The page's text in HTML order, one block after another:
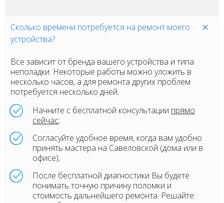
Сколько времени потребуется на ремонт моего
устройства?
Все зависит от бренда вашего устройства и типа
неполадки. Некоторые работы можно уложить в
несколько часов, а для ремонта других проблем
потребуется несколько дней.
Начните с бесплатной консультации прямо
сейчас;
Согласуйте удобное время, когда вам удобно
принять мастера на Савеловской (дома или в
офисе);
После бесплатной диагностики Вы будете
понимать точную причину поломки и
стоимость дальнейшего ремонта. Решайте: